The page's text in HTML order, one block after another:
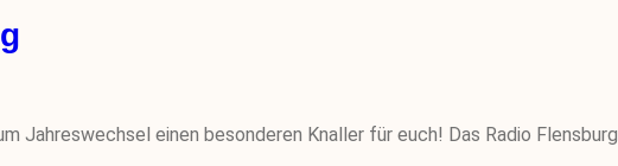
Jahreswechsel einen besonderen Knaller für euch! Das Radio Flensburg